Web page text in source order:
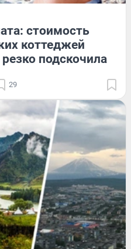
стоимость
коттеджей
подскочила
29